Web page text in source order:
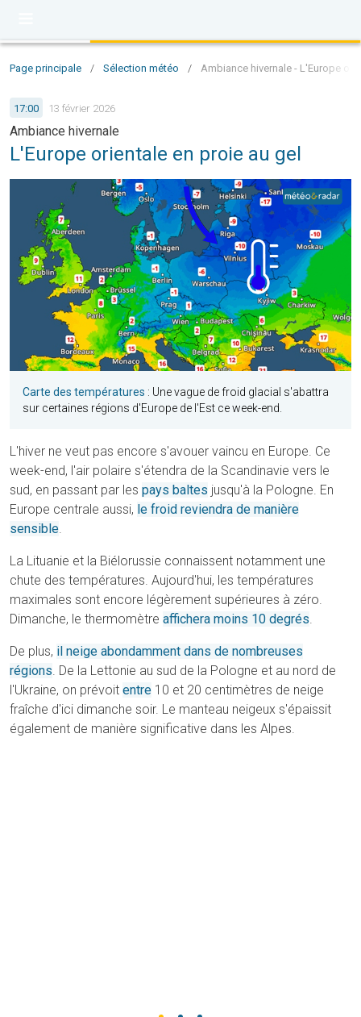
Page principale / Sélection météo / Ambiance hivernale - L'Europe
17:00 13 février 2026
Ambiance hivernale
L'Europe orientale en proie au gel
Carte des températures : Une vague de froid glacial s'abattra
sur certaines régions d'Europe de l'Est ce week-end.
L'hiver ne veut pas encore s'avouer vaincu en Europe. Ce
week-end, l'air polaire s'étendra de la Scandinavie vers le
sud, en passant par les pays baltes jusqu'à la Pologne. En
Europe centrale aussi, le froid reviendra de manière
sensible.
La Lituanie et la Biélorussie connaissent notamment une
chute des températures. Aujourd'hui, les températures
maximales sont encore légèrement supérieures à zéro.
Dimanche, le thermomètre affichera moins 10 degrés.
De plus, il neige abondamment dans de nombreuses
régions. De la Lettonie au sud de la Pologne et au nord de
l'Ukraine, on prévoit entre 10 et 20 centimètres de neige
fraîche d'ici dimanche soir. Le manteau neigeux s'épaissit
également de manière significative dans les Alpes.